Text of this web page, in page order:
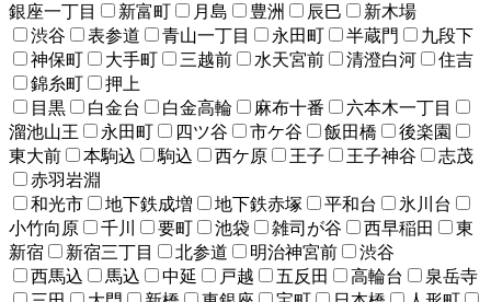
銀座一丁目
新富町 月島 豊洲 辰巳
新木場
渋谷
表参道 青山一丁目 永田町 半蔵門
九段下
神保町
大手町 三越前 水天宮前 清澄白河
住吉
錦糸町
押上
目黒
白金台 白金高輪 麻布十番
六本木一丁目
溜池山王
永田町 四ツ谷 市ケ谷 飯田橋
後楽園
東大前
本駒込 駒込 西ケ原 王子 王子神谷
志茂
赤羽岩淵
和光市
地下鉄成増 地下鉄赤塚 平和台
氷川台
小竹向原
千川 要町 池袋 雑司が谷 西早稲田
東
新宿
新宿三丁目 北参道 明治神宮前
渋谷
西馬込
馬込 中延 戸越 五反田 高輪台
泉岳寺